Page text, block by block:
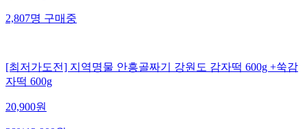
2,807명 구매중
[최저가도전] 지역명물 안흥골짜기 강원도 감자떡 600g +쑥감
자떡 600g
20,900원